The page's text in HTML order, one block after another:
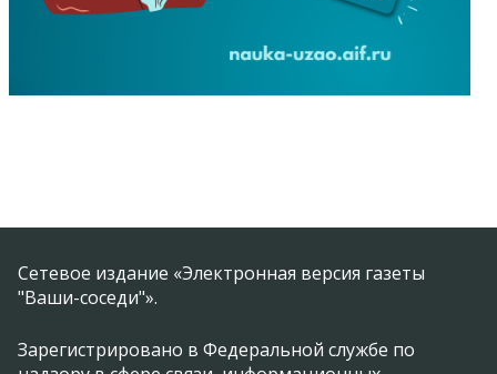
Сетевое издание «Электронная версия газеты
"Ваши-соседи"».
Зарегистрировано в Федеральной службе по